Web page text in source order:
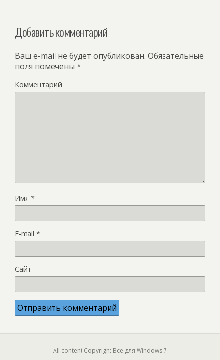
Добавить комментарий
Ваш e-mail не будет опубликован. Обязательные
поля помечены *
Комментарий
Имя *
E-mail *
Сайт
All content Copyright Все для Windows 7